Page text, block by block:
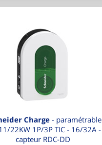
Charge- paramétrable
22KW 1P/3P TIC - 16/32A -
capteur RDC-DD